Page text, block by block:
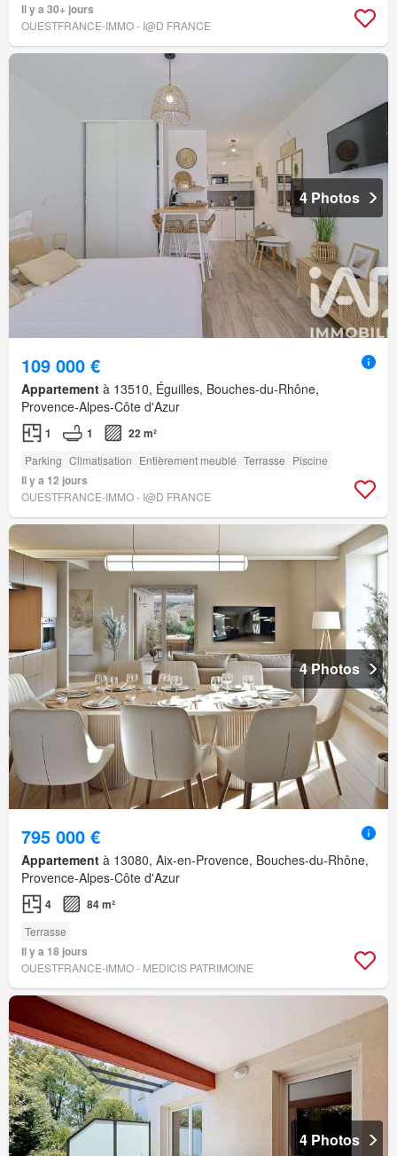
Il y a 30+ jours
OUESTFRANCE-IMMO - I@D FRANCE
4 Photos
109 000 €
Appartement à 13510, Éguilles, Bouches-du-Rhône,
Provence-Alpes-Côte d'Azur
1 1 22 m²
Parking Climatisation Entièrement meublé Terrasse Piscine
Il y a 12 jours
OUESTFRANCE-IMMO - I@D FRANCE
4 Photos
795 000 €
Appartement à 13080, Aix-en-Provence, Bouches-du-Rhône,
Provence-Alpes-Côte d'Azur
4 84 m²
Terrasse
Il y a 18 jours
OUESTFRANCE-IMMO - MEDICIS PATRIMOINE
4 Photos